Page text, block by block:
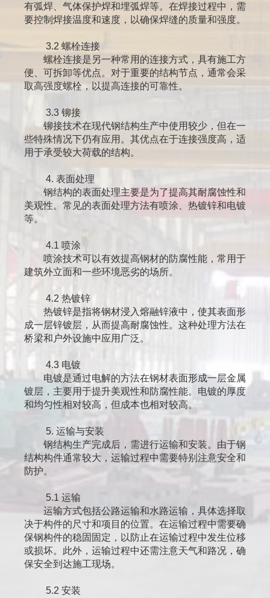
有弧焊、气体保护焊和埋弧焊等。在焊接过程中，需
要控制焊接温度和速度，以确保焊缝的质量和强度。
3.2 螺栓连接
螺栓连接是另一种常用的连接方式，具有施工方
便、可拆卸等优点。对于重要的结构节点，通常会采
取高强度螺栓，以提高连接的可靠性。
3.3 铆接
铆接技术在现代钢结构生产中使用较少，但在一
些特殊情况下仍有应用。其优点在于连接强度高，适
用于承受较大荷载的结构。
4. 表面处理
钢结构的表面处理主要是为了提高其耐腐蚀性和
美观性。常见的表面处理方法有喷涂、热镀锌和电镀
等。
4.1 喷涂
喷涂技术可以有效提高钢材的防腐性能，常用于
建筑外立面和一些环境恶劣的场所。
4.2 热镀锌
热镀锌是指将钢材浸入熔融锌液中，使其表面形
成一层锌镀层，从而提高耐腐蚀性。这种处理方法在
桥梁和户外设施中应用广泛。
4.3 电镀
电镀是通过电解的方法在钢材表面形成一层金属
镀层，主要用于提升美观性和防腐性能。电镀的厚度
和均匀性相对较高，但成本也相对较高。
5. 运输与安装
钢结构生产完成后，需进行运输和安装。由于钢
结构构件通常较大，运输过程中需要特别注意安全和
防护。
5.1 运输
运输方式包括公路运输和水路运输，具体选择取
决于构件的尺寸和项目的位置。在运输过程中需要确
保钢构件的稳固固定，以防止在运输过程中发生位移
或损坏。此外，运输过程中还需注意天气和路况，确
保安全到达施工现场。
5.2 安装